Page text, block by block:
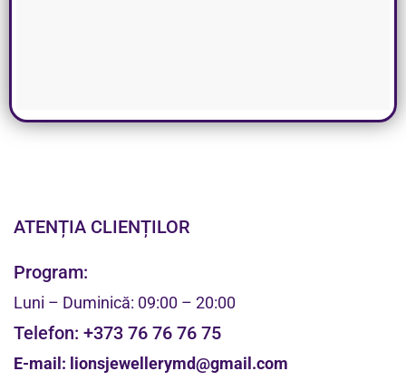
ATENȚIA CLIENȚILOR
Program:
Luni – Duminică: 09:00 – 20:00
Telefon: +373 76 76 76 75
E-mail: lionsjewellerymd@gmail.com